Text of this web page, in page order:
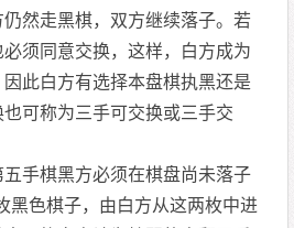
然走黑棋，双方继续落子。若
须同意交换，这样，白方成为
此白方有选择本盘棋执黑还是
可称为三手可交换或三手交
手棋黑方必须在棋盘尚未落子
黑色棋子，由白方从这两枚中进